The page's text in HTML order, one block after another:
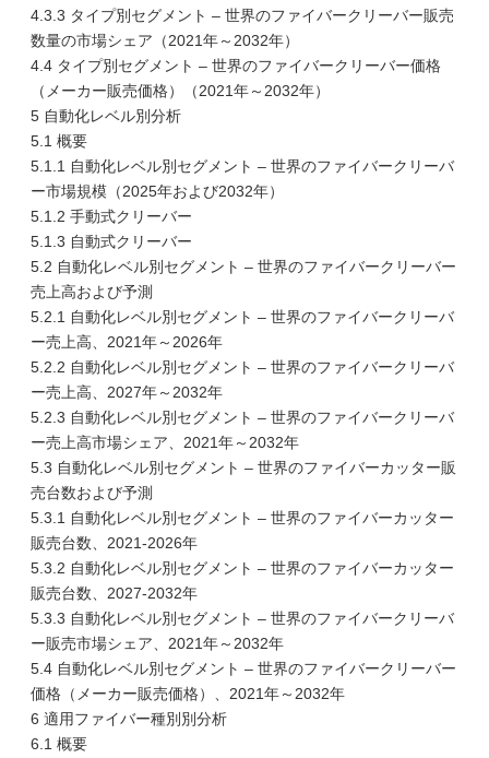
4.3.3 タイプ別セグメント – 世界のファイバークリーバー販売
数量の市場シェア（2021年～2032年）
4.4 タイプ別セグメント – 世界のファイバークリーバー価格
（メーカー販売価格）（2021年～2032年）
5 自動化レベル別分析
5.1 概要
5.1.1 自動化レベル別セグメント – 世界のファイバークリーバ
ー市場規模（2025年および2032年）
5.1.2 手動式クリーバー
5.1.3 自動式クリーバー
5.2 自動化レベル別セグメント – 世界のファイバークリーバー
売上高および予測
5.2.1 自動化レベル別セグメント – 世界のファイバークリーバ
ー売上高、2021年～2026年
5.2.2 自動化レベル別セグメント – 世界のファイバークリーバ
ー売上高、2027年～2032年
5.2.3 自動化レベル別セグメント – 世界のファイバークリーバ
ー売上高市場シェア、2021年～2032年
5.3 自動化レベル別セグメント – 世界のファイバーカッター販
売台数および予測
5.3.1 自動化レベル別セグメント – 世界のファイバーカッター
販売台数、2021-2026年
5.3.2 自動化レベル別セグメント – 世界のファイバーカッター
販売台数、2027-2032年
5.3.3 自動化レベル別セグメント – 世界のファイバークリーバ
ー販売市場シェア、2021年～2032年
5.4 自動化レベル別セグメント – 世界のファイバークリーバー
価格（メーカー販売価格）、2021年～2032年
6 適用ファイバー種別別分析
6.1 概要